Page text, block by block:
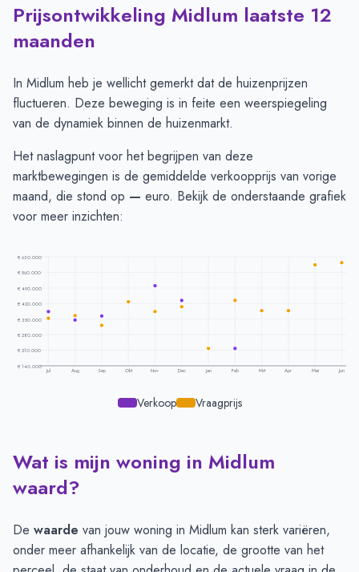
Huizenprijzen in Midlum per m2-Afgelopen 3 maanden (per
Type
Vraagprijs in euro's
Verkoopprijs in euro's
Prijsontwikkeling Midlum laatste 12
maanden
In Midlum heb je wellicht gemerkt dat de huizenprijzen
fluctueren. Deze beweging is in feite een weerspiegeling
van de dynamiek binnen de huizenmarkt.
Het naslagpunt voor het begrijpen van deze
marktbewegingen is de gemiddelde verkoopprijs van vorige
maand, die stond op — euro. Bekijk de onderstaande grafiek
voor meer inzichten:
€ 630.000
€ 560.000
€ 490.000
€ 420.000
€ 350.000
€ 280.000
€ 210.000
€ 140.000
Jul Aug Sep Okt Nov Dec Jan Feb Mrt Apr Mei Jun
Verkoop Vraagprijs
Prijsontwikkeling per maand -Midlum
Vraagprijs
Verkoopprijs
Juli
€ 354.800
September € 321.500 € 363.333
Oktober
€ 428.166 € 423.550
Wat is mijn woning in Midlum
waard?
De waarde van jouw woning in Midlum kan sterk variëren,
onder meer afhankelijk van de locatie, de grootte van het